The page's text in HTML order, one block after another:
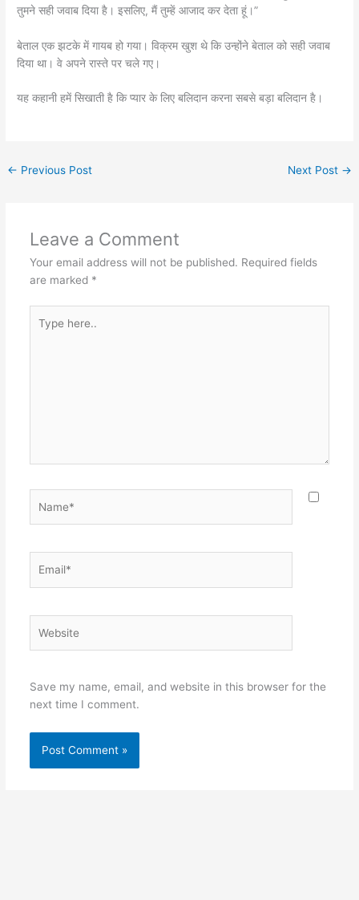
तुमने सही जवाब दिया है। इसलिए, मैं तुम्हें आजाद कर देता हूं।”
बेताल एक झटके में गायब हो गया। विक्रम खुश थे कि उन्होंने बेताल को सही जवाब
दिया था। वे अपने रास्ते पर चले गए।
यह कहानी हमें सिखाती है कि प्यार के लिए बलिदान करना सबसे बड़ा बलिदान है।
← Previous Post Next Post →
Leave a Comment
Your email address will not be published. Required fields
are marked *
here..
Save my name, email, and website in this browser for the
next time I comment.